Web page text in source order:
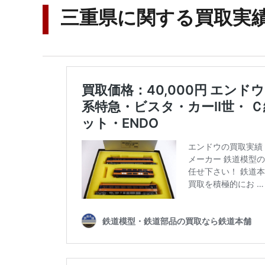
三重県に関する買取実